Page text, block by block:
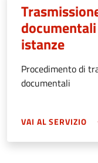
istanze
Procedimento di
documentali
VAI AL SERVIZIO